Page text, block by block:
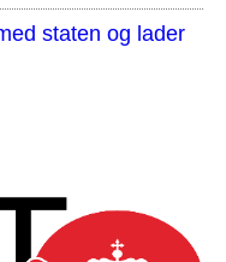
staten og lader